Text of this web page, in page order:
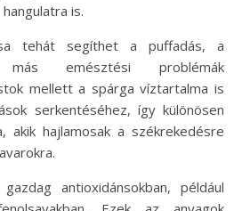
is.
tehát segíthet a puffadás, a
emésztési problémák
mellett a spárga víztartalma is
serkentéséhez, így különösen
akik hajlamosak a székrekedésre
antioxidánsokban, például